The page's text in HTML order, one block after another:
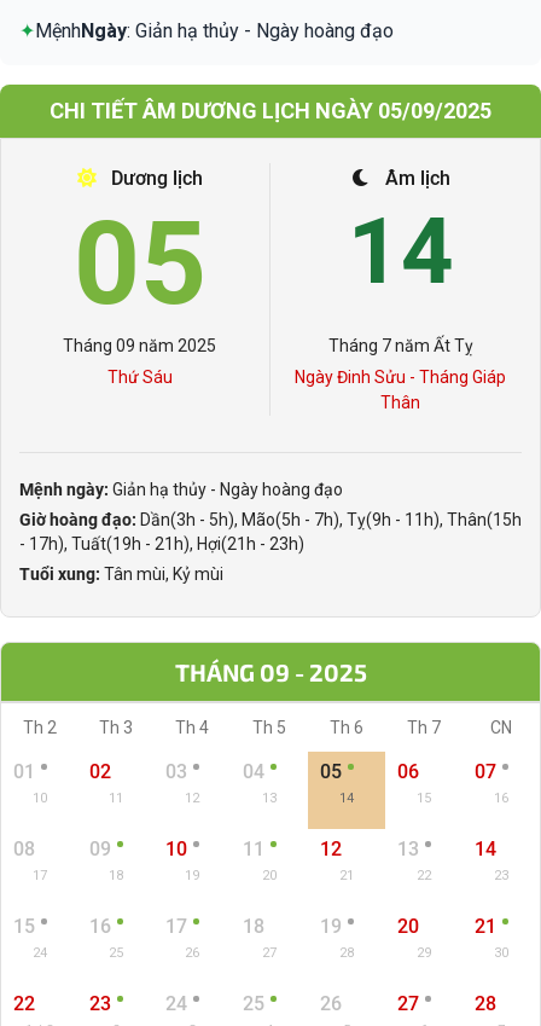
✦MệnhNgày: Giản hạ thủy - Ngày hoàng đạo
CHI TIẾT ÂM DƯƠNG LỊCH NGÀY 05/09/2025
Dương lịch
05
Tháng 09 năm 2025
Thứ Sáu
Âm lịch
14
Tháng 7 năm Ất Tỵ
Ngày Đinh Sửu - Tháng Giáp
Thân
Mệnh ngày: Giản hạ thủy - Ngày hoàng đạo
Giờ hoàng đạo: Dần(3h - 5h), Mão(5h - 7h), Tỵ(9h - 11h), Thân(15h
- 17h), Tuất(19h - 21h), Hợi(21h - 23h)
Tuổi xung: Tân mùi, Kỷ mùi
THÁNG 09 - 2025
Th 2 Th 3 Th 4 Th 5 Th 6 Th 7 CN
01
10
02
11
03
12
04
13
05
14
06
15
07
16
08
17
09
18
10
19
11
20
12
21
13
22
14
23
15
24
16
25
17
26
18
27
19
28
20
29
21
30
22 23 24 25 26 27 28